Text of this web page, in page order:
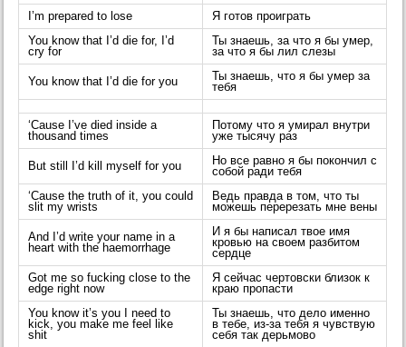
I’m prepared to lose
Я готов проиграть
You know that I’d die for, I’d
cry for
Ты знаешь, за что я бы умер,
за что я бы лил слезы
You know that I’d die for you
Ты знаешь, что я бы умер за
тебя
‘Cause I’ve died inside a
thousand times
Потому что я умирал внутри
уже тысячу раз
But still I’d kill myself for you
Но все равно я бы покончил с
собой ради тебя
‘Cause the truth of it, you could
slit my wrists
Ведь правда в том, что ты
можешь перерезать мне вены
And I’d write your name in a
heart with the haemorrhage
И я бы написал твое имя
кровью на своем разбитом
сердце
Got me so fucking close to the
edge right now
Я сейчас чертовски близок к
краю пропасти
You know it’s you I need to
kick, you make me feel like
shit
Ты знаешь, что дело именно
в тебе, из-за тебя я чувствую
себя так дерьмово